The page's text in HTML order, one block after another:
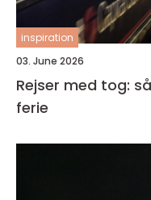
inspiration
03. June 2026
Rejser med tog:
ferie